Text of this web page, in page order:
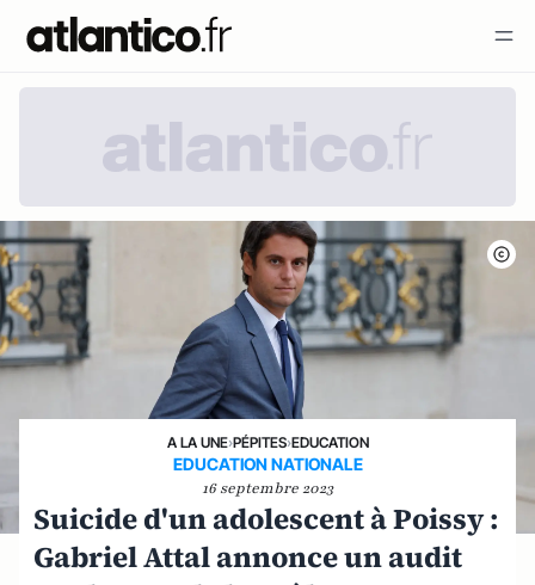
A LA UNE›PÉPITES›EDUCATION
EDUCATION NATIONALE
16 septembre 2023
Suicide d'un adolescent à Poissy :
Gabriel Attal annonce un audit